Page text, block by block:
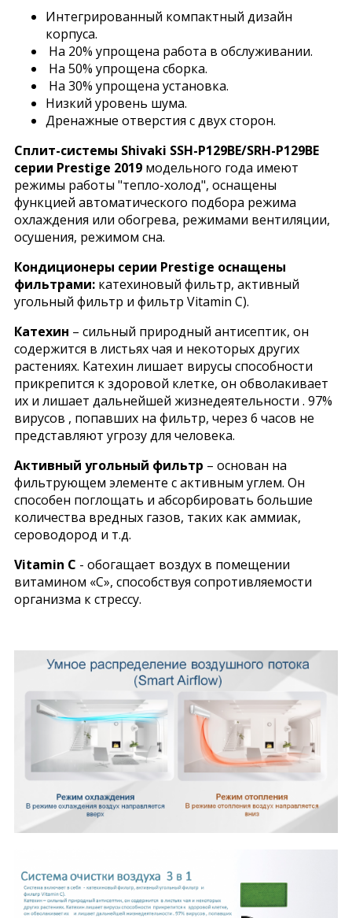
Интегрированный компактный дизайн
корпуса.
На 20% упрощена работа в обслуживании.
На 50% упрощена сборка.
На 30% упрощена установка.
Низкий уровень шума.
Дренажные отверстия с двух сторон.
Сплит-системы Shivaki SSH-P129BE/SRH-P129BE
серии Prestige 2019 модельного года имеют
режимы работы "тепло-холод", оснащены
функцией автоматического подбора режима
охлаждения или обогрева, режимами вентиляции,
осушения, режимом сна.
Кондиционеры серии Prestige оснащены
фильтрами: катехиновый фильтр, активный
угольный фильтр и фильтр Vitamin C).
Катехин – сильный природный антисептик, он
содержится в листьях чая и некоторых других
растениях. Катехин лишает вирусы способности
прикрепится к здоровой клетке, он обволакивает
их и лишает дальнейшей жизнедеятельности . 97%
вирусов , попавших на фильтр, через 6 часов не
представляют угрозу для человека.
Активный угольный фильтр – основан на
фильтрующем элементе с активным углем. Он
способен поглощать и абсорбировать большие
количества вредных газов, таких как аммиак,
сероводород и т.д.
Vitamin C - обогащает воздух в помещении
витамином «С», способствуя сопротивляемости
организма к стрессу.